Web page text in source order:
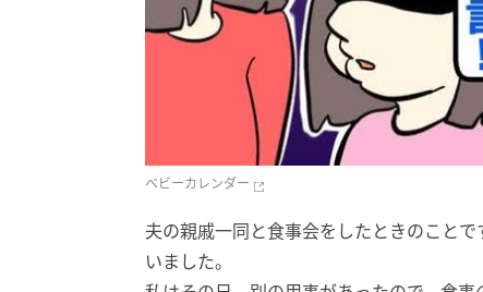
ベビーカレンダー
夫の親戚一同と食事会をしたときのこと
いました。